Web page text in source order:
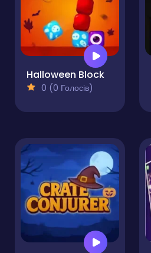
Halloween Block
0 (0 Голосів)